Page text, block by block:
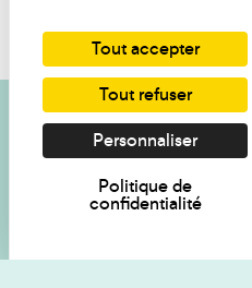
Je souhaite des
Inscrivez-vous
Tout accepter
Tout refuser
Personnaliser
Politique de
confidentialité